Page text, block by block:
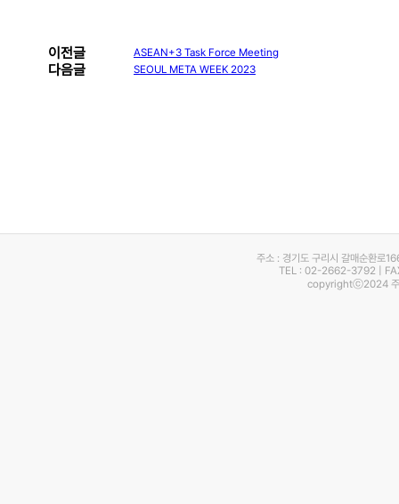
이전글 ASEAN+3 Task Force Meeting
다음글 SEOUL META WEEK 2023
주소 : 경기도 구리시 갈매순환로
TEL : 02-2662-3792 |
copyrightⓒ2024 주